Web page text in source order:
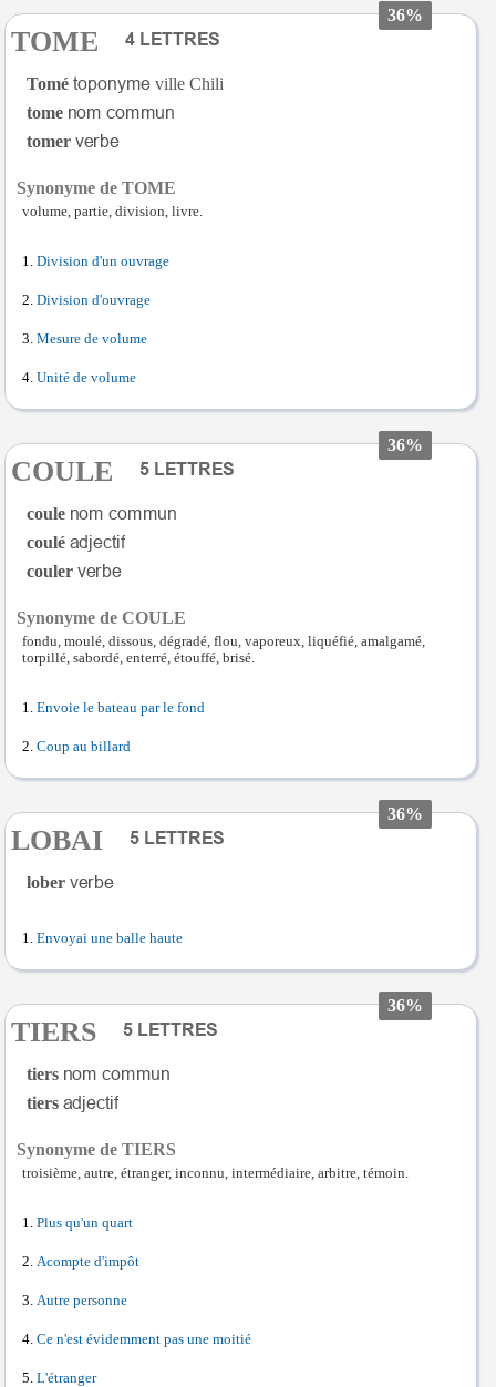
36%
TOME
Tomé
ville Chili
tome
tomer
Synonyme de TOME
volume, partie, division, livre.
Division d'un ouvrage
Division d'ouvrage
Mesure de volume
Unité de volume
36%
COULE
coule
coulé
couler
Synonyme de COULE
fondu, moulé, dissous, dégradé, flou, vaporeux, liquéfié, amalgamé,
torpillé, sabordé, enterré, étouffé, brisé.
Envoie le bateau par le fond
Coup au billard
36%
LOBAI
lober
Envoyai une balle haute
36%
TIERS
tiers
tiers
Synonyme de TIERS
troisième, autre, étranger, inconnu, intermédiaire, arbitre, témoin.
Plus qu'un quart
Acompte d'impôt
Autre personne
Ce n'est évidemment pas une moitié
L'étranger